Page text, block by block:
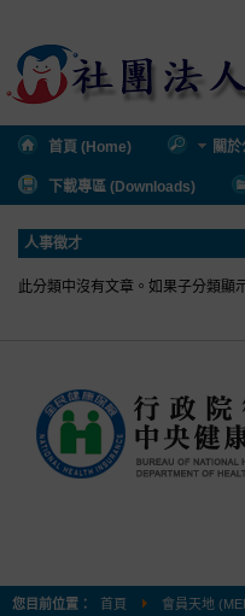
首頁 (Home) 關
下載專區 (Downloads)
人事徵才
此分類中沒有文章。如果子分類顯
您目前位置： 首頁 會員天地